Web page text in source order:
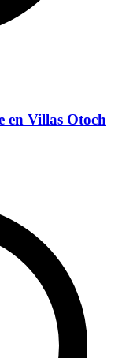
en Villas Otoch